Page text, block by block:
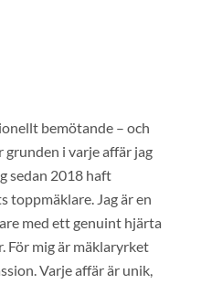
omdömen)
bemötande – och
grunden i varje affär jag
sedan 2018 haft
toppmäklare. Jag är en
med ett genuint hjärta
För mig är mäklaryrket
Varje affär är unik,